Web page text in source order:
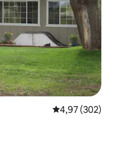
Évaluation
4,97 (302)